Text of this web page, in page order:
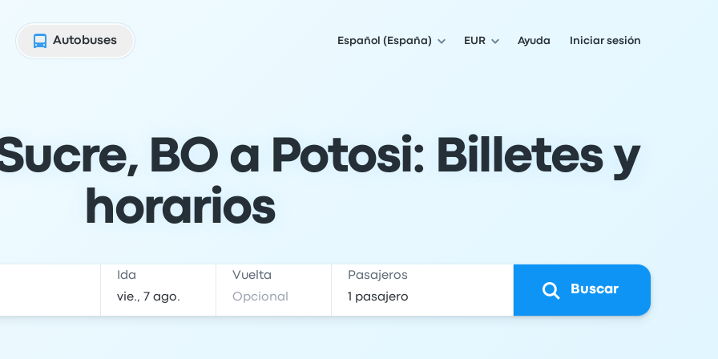
Autobuses
Español (España) EUR Ayuda Iniciar sesión
BO a Potosi: Billetes y
horarios
Ida Vuelta Pasajeros
Buscar